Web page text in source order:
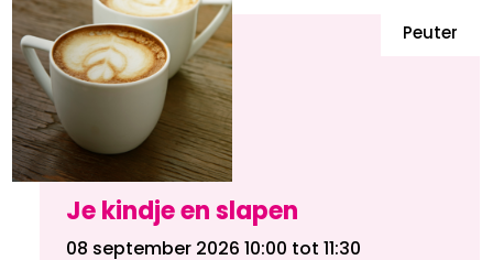
Je kindje en slapen
Peuter
08 september 2026 10:00 tot 11:30